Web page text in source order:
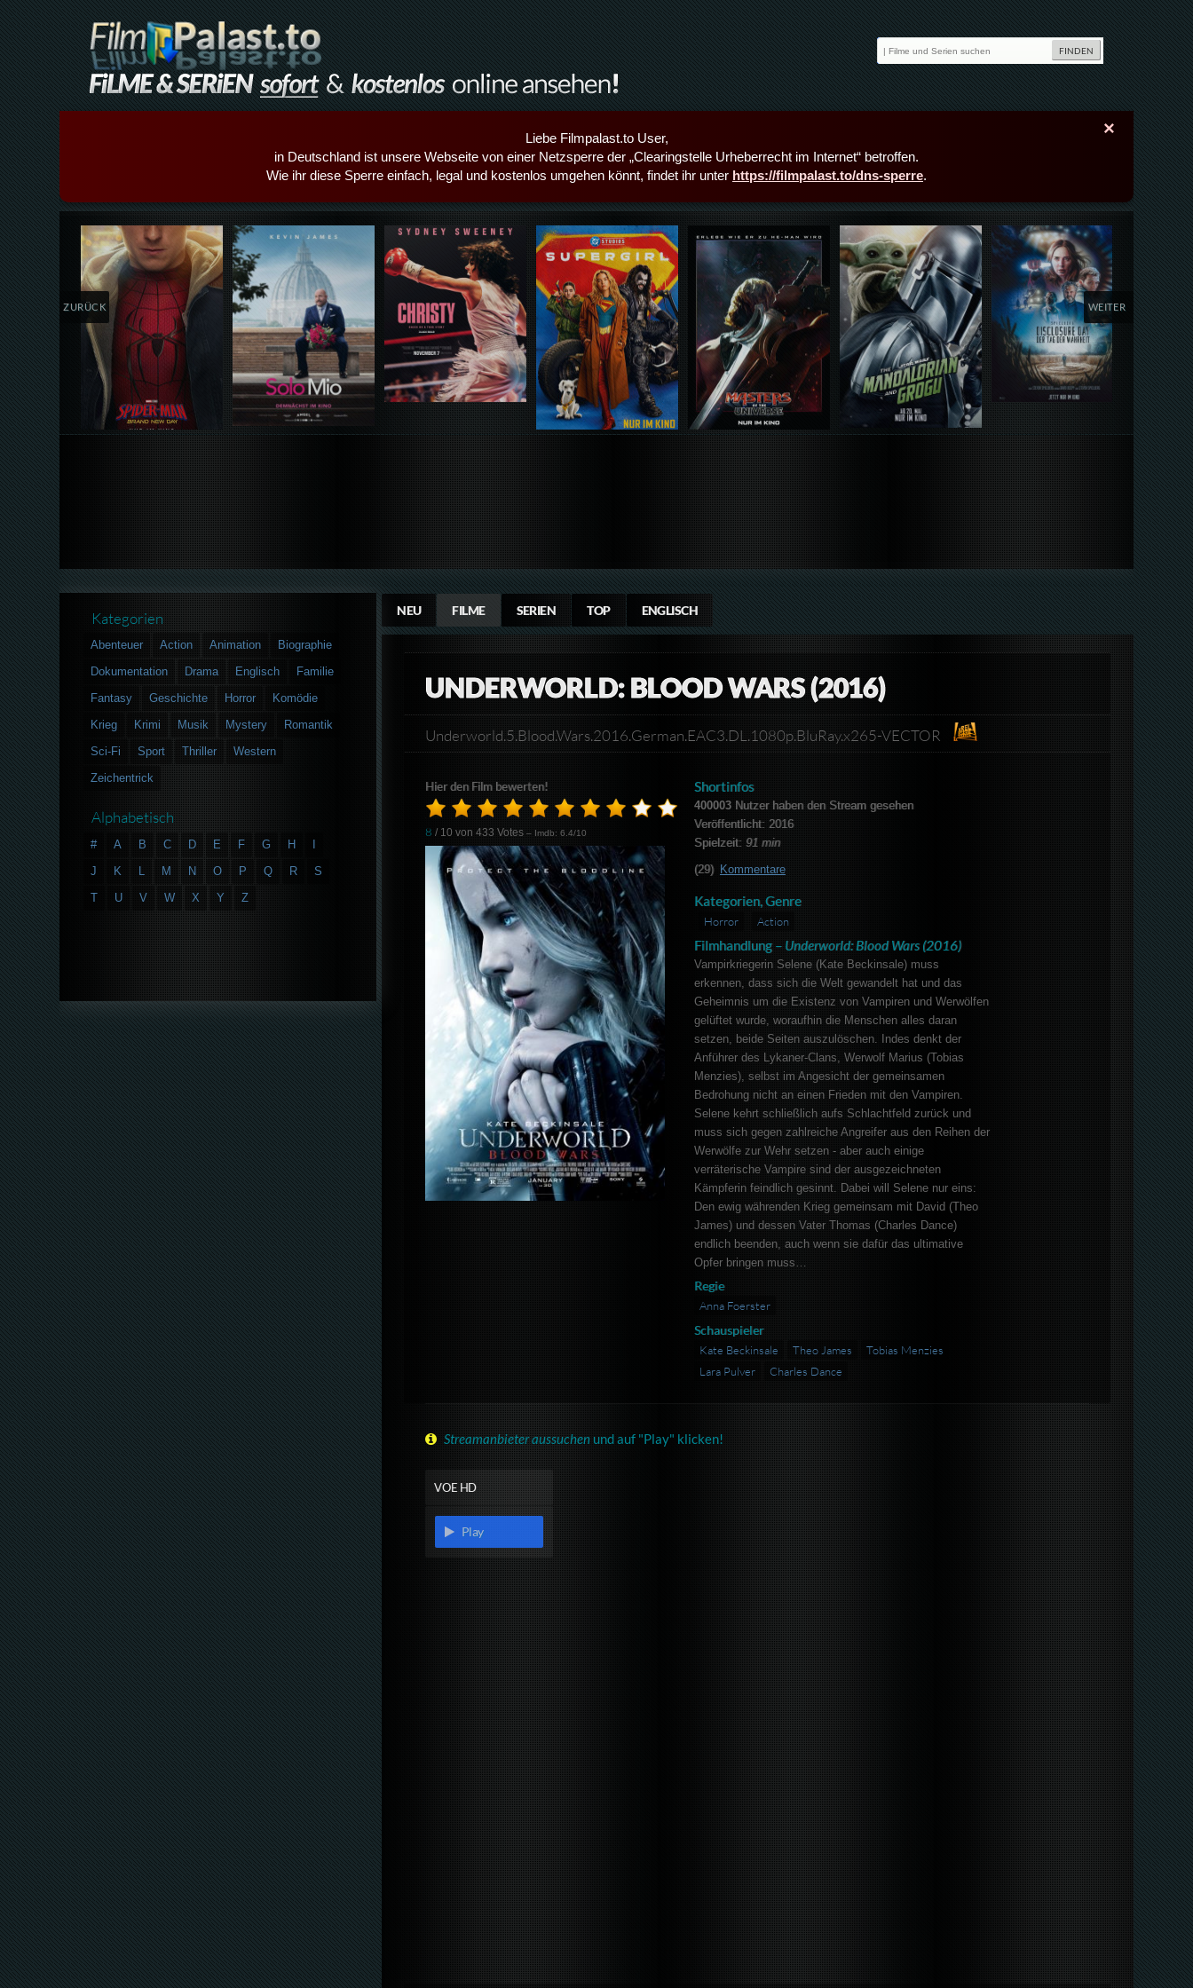
×
Liebe Filmpalast.to User,
in Deutschland ist unsere Webseite von einer Netzsperre der „Clearingstelle Urheberrecht im Internet“ betroffen.
Wie ihr diese Sperre einfach, legal und kostenlos umgehen könnt, findet ihr unter https://filmpalast.to/dns-sperre.
Details,Play Details,Play Details,Play Details,Play Details,Play Details,Play Details,Play
ZURÜCK WEITER
NEU FILME SERIEN TOP ENGLISCH
UNDERWORLD: BLOOD WARS (2016)
Underworld.5.Blood.Wars.2016.German.EAC3.DL.1080p.BluRay.x265-VECTOR
Hier den Film bewerten!
8 / 10 von433 Votes – Imdb: 6.4/10
Shortinfos
400003Nutzer haben den Stream gesehen
Veröffentlicht: 2016
Spielzeit: 91 min
(29) Kommentare
Kategorien, Genre
Horror Action
Filmhandlung – Underworld: Blood Wars (2016)
Vampirkriegerin Selene (Kate Beckinsale) muss
erkennen, dass sich die Welt gewandelt hat und das
Geheimnis um die Existenz von Vampiren und Werwölfen
gelüftet wurde, woraufhin die Menschen alles daran
setzen, beide Seiten auszulöschen. Indes denkt der
Anführer des Lykaner-Clans, Werwolf Marius (Tobias
Menzies), selbst im Angesicht der gemeinsamen
Bedrohung nicht an einen Frieden mit den Vampiren.
Selene kehrt schließlich aufs Schlachtfeld zurück und
muss sich gegen zahlreiche Angreifer aus den Reihen der
Werwölfe zur Wehr setzen - aber auch einige
verräterische Vampire sind der ausgezeichneten
Kämpferin feindlich gesinnt. Dabei will Selene nur eins:
Den ewig währenden Krieg gemeinsam mit David (Theo
James) und dessen Vater Thomas (Charles Dance)
endlich beenden, auch wenn sie dafür das ultimative
Opfer bringen muss…
Regie
Anna Foerster
Schauspieler
Kate Beckinsale Theo James
Tobias Menzies
Lara Pulver
Charles Dance
Streamanbieter aussuchen und auf "Play" klicken!
VOE HD
Play
Kategorien
Abenteuer Action Animation
Biographie
Dokumentation
Drama Englisch
Familie
Fantasy
Geschichte Horror
Komödie
Krieg
Krimi Musik Mystery
Romantik
Sci-Fi
Sport Thriller
Western
Zeichentrick
Alphabetisch
# A B C D E F G H
J
K L M N O P Q R
S
T
U V W X Y Z